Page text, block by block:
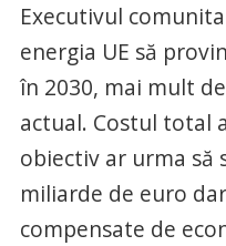
Executivul
energia UE să
în 2030, mai mult
actual. Costul total
obiectiv ar urma să
miliarde de euro
compensate de